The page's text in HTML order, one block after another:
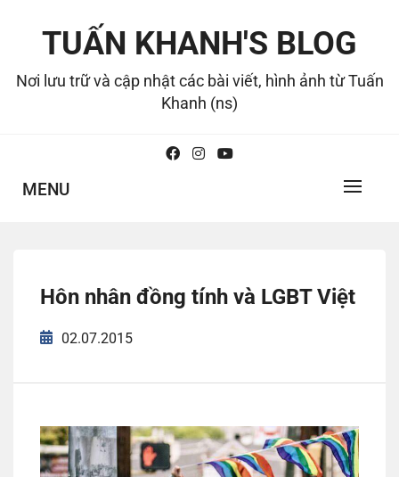
TUẤN KHANH'S BLOG
Nơi lưu trữ và cập nhật các bài viết, hình ảnh từ Tuấn
Khanh (ns)
MENU
Hôn nhân đồng tính và LGBT Việt
02.07.2015